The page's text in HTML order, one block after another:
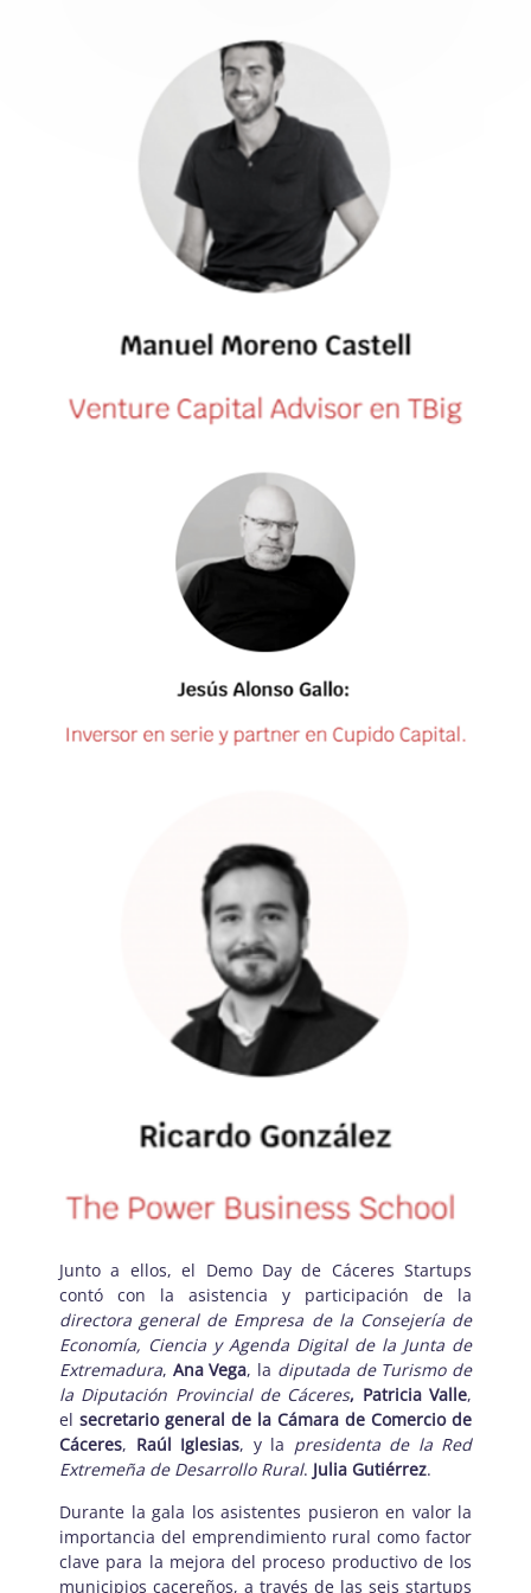
Junto a ellos, el Demo Day de Cáceres Startups
contó con la asistencia y participación de la
directora general de Empresa de la Consejería de
Economía, Ciencia y Agenda Digital de la Junta de
Extremadura, Ana Vega, la diputada de Turismo de
la Diputación Provincial de Cáceres, Patricia Valle,
el secretario general de la Cámara de Comercio de
Cáceres, Raúl Iglesias, y la presidenta de la Red
Extremeña de Desarrollo Rural. Julia Gutiérrez.
Durante la gala los asistentes pusieron en valor la
importancia del emprendimiento rural como factor
clave para la mejora del proceso productivo de los
municipios cacereños, a través de las seis startups